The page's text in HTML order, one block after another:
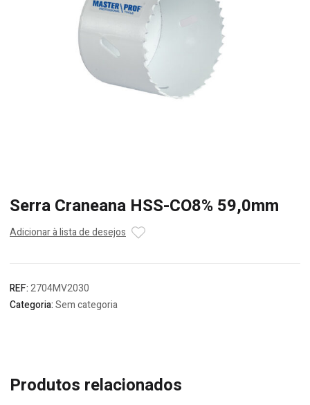
Serra Craneana HSS-CO8% 59,0mm
Adicionar à lista de desejos
REF:2704MV2030
Categoria:Sem categoria
Produtos relacionados